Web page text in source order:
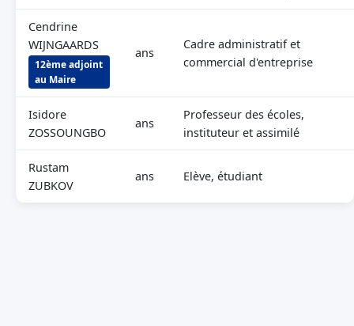
Cendrine
WIJNGAARDS
12ème adjoint
au Maire
ans
Cadre administratif et
commercial d'entreprise
Isidore
ZOSSOUNGBO
ans
Professeur des écoles,
instituteur et assimilé
Rustam
ZUBKOV
ans Elève, étudiant